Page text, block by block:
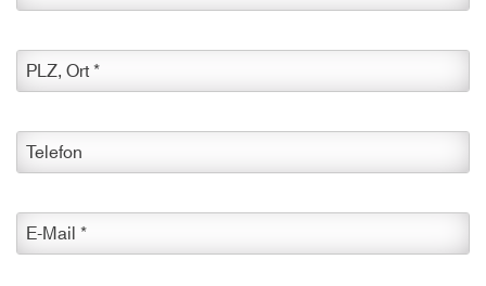
PLZ, Ort *
Telefon
E-Mail *